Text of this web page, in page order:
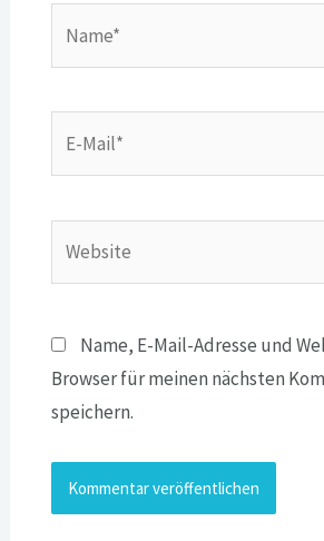
Name, E-Mail-Adresse und
Browser für meinen nächsten
speichern.